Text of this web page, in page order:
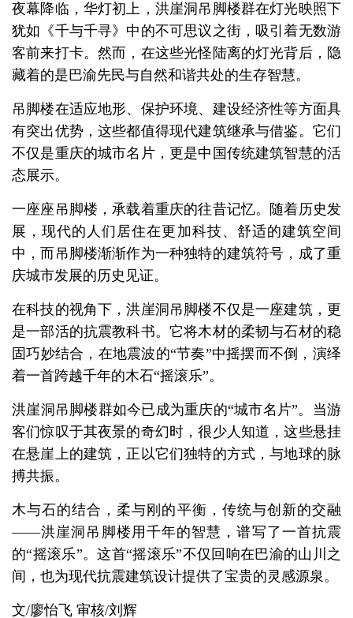
夜幕降临，华灯初上，洪崖洞吊脚楼群在灯光映照下
犹如《千与千寻》中的不可思议之街，吸引着无数游
客前来打卡。然而，在这些光怪陆离的灯光背后，隐
藏着的是巴渝先民与自然和谐共处的生存智慧。
吊脚楼在适应地形、保护环境、建设经济性等方面具
有突出优势，这些都值得现代建筑继承与借鉴。它们
不仅是重庆的城市名片，更是中国传统建筑智慧的活
态展示。
一座座吊脚楼，承载着重庆的往昔记忆。随着历史发
展，现代的人们居住在更加科技、舒适的建筑空间
中，而吊脚楼渐渐作为一种独特的建筑符号，成了重
庆城市发展的历史见证。
在科技的视角下，洪崖洞吊脚楼不仅是一座建筑，更
是一部活的抗震教科书。它将木材的柔韧与石材的稳
固巧妙结合，在地震波的“节奏”中摇摆而不倒，演绎
着一首跨越千年的木石“摇滚乐”。
洪崖洞吊脚楼群如今已成为重庆的“城市名片”。当游
客们惊叹于其夜景的奇幻时，很少人知道，这些悬挂
在悬崖上的建筑，正以它们独特的方式，与地球的脉
搏共振。
木与石的结合，柔与刚的平衡，传统与创新的交融
——洪崖洞吊脚楼用千年的智慧，谱写了一首抗震
的“摇滚乐”。这首“摇滚乐”不仅回响在巴渝的山川之
间，也为现代抗震建筑设计提供了宝贵的灵感源泉。
文/廖怡飞 审核/刘辉